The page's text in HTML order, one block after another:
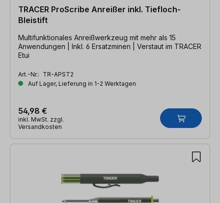
TRACER ProScribe Anreißer inkl. Tiefloch-
Bleistift
Multifunktionales Anreißwerkzeug mit mehr als 15
Anwendungen | Inkl. 6 Ersatzminen | Verstaut im TRACER
Etui
Art.-Nr.: TR-APST2
Auf Lager, Lieferung in 1-2 Werktagen
54,98 €
inkl. MwSt. zzgl.
Versandkosten